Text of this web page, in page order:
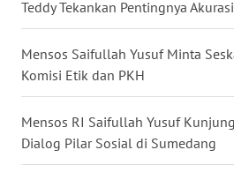
Teddy Tekankan Pentingnya
Mensos Saifullah Yusuf Minta
Komisi Etik dan PKH
Mensos RI Saifullah Yusuf
Dialog Pilar Sosial di Sumedang
TAPANULI
WN
PADANG